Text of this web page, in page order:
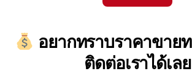
อยากทราบราคาขาย
ติดต่อเราได้เลย